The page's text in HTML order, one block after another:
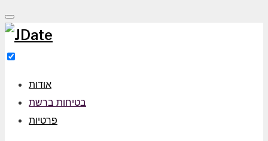
Skip
to
אודות
בטיחות ברשת
פרטיות